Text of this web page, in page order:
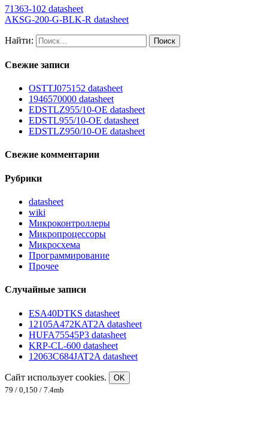
71363-102 datasheet
AKSG-200-G-BLK-R datasheet
Найти:
Свежие записи
OSTTJ075152 datasheet
1946570000 datasheet
EDSTLZ955/10-OE datasheet
EDSTL955/10-OE datasheet
EDSTLZ950/10-OE datasheet
Свежие комментарии
Рубрики
datasheet
wiki
Микроконтроллеры
Микропроцессоры
Микросхема
Программирование
Прочее
Случайные записи
ESA40DTKS datasheet
12105A472KAT2A datasheet
HUFA75545P3 datasheet
KRP-CL-600 datasheet
12063C684JAT2A datasheet
Сайт использует cookies.
OK
79 / 0,150 / 7.4mb